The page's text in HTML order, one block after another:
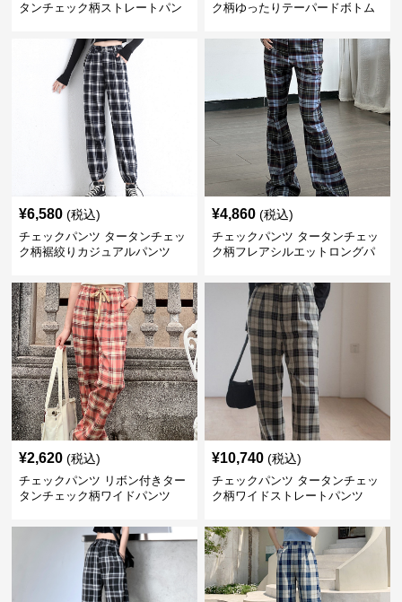
タンチェック柄ストレートパン
ク柄ゆったりテーパードボトム
¥6,580 (税込)
チェックパンツ タータンチェッ
ク柄裾絞りカジュアルパンツ
¥4,860 (税込)
チェックパンツ タータンチェッ
ク柄フレアシルエットロングパ
¥2,620 (税込)
チェックパンツ リボン付きター
タンチェック柄ワイドパンツ
¥10,740 (税込)
チェックパンツ タータンチェッ
ク柄ワイドストレートパンツ